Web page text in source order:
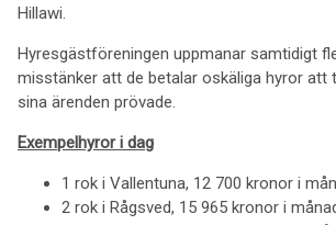
Hillawi.
Hyresgästföreningen uppmanar samtidigt
misstänker att de betalar oskäliga hyror
sina ärenden prövade.
Exempelhyror i dag
1 rok i Vallentuna, 12 700 kronor i
2 rok i Rågsved, 15 965 kronor i